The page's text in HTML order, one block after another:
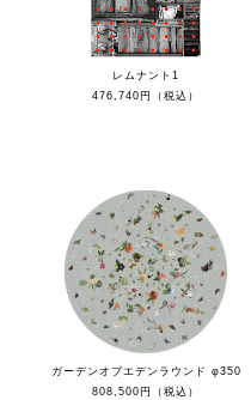
レムナント1
476,740円（税込）
ガーデンオブエデンラウンド φ350
808,500円（税込）